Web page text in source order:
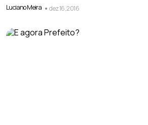
Luciano Meira dez 16, 2016